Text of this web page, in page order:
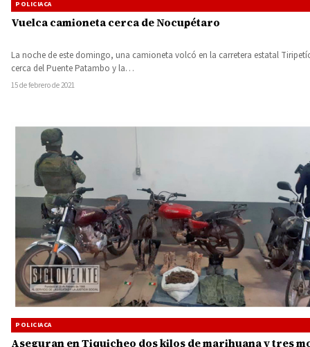
POLICIACA
Vuelca camioneta cerca de Nocupétaro
La noche de este domingo, una camioneta volcó en la carretera estatal
cerca del Puente Patambo y la…
15 de febrero de 2021
POLICIACA
Aseguran en Tiquicheo dos kilos de marihuana y tres